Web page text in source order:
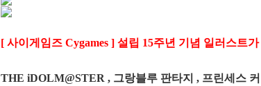
[ 사이게임즈 Cygames ] 설립 15주년 기념 일러스트
THE iDOLM@STER , 그랑블루 판타지 , 프린세스